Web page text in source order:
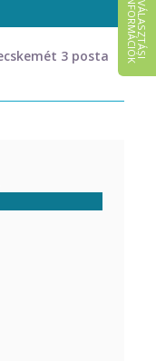
V
Á
L
A
S
Z
T
Á
S
I
IN
F
O
R
M
Á
C
I
Ó
K
3 posta